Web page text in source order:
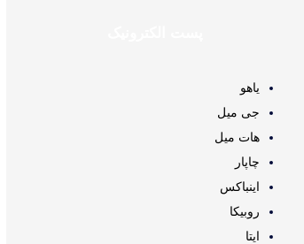
یاهو
جی میل
هات میل
چاپار
اینباکس
روبیکا
ایتا